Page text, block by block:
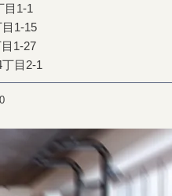
目1-1
1-15
1-27
目2-1